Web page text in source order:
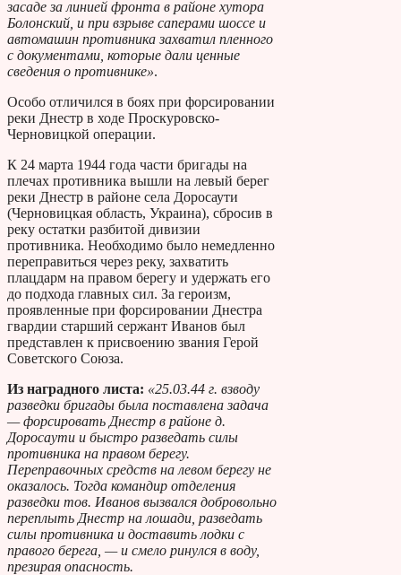
засаде за линией фронта в районе хутора
Болонский, и при взрыве саперами шоссе и
автомашин противника захватил пленного
с документами, которые дали ценные
сведения о противнике».
Особо отличился в боях при форсировании
реки Днестр в ходе Проскуровско-
Черновицкой операции.
К 24 марта 1944 года части бригады на
плечах противника вышли на левый берег
реки Днестр в районе села Доросаути
(Черновицкая область, Украина), сбросив в
реку остатки разбитой дивизии
противника. Необходимо было немедленно
переправиться через реку, захватить
плацдарм на правом берегу и удержать его
до подхода главных сил. За героизм,
проявленные при форсировании Днестра
гвардии старший сержант Иванов был
представлен к присвоению звания Герой
Советского Союза.
Из наградного листа: «25.03.44 г. взводу
разведки бригады была поставлена задача
— форсировать Днестр в районе д.
Доросаути и быстро разведать силы
противника на правом берегу.
Переправочных средств на левом берегу не
оказалось. Тогда командир отделения
разведки тов. Иванов вызвался добровольно
переплыть Днестр на лошади, разведать
силы противника и доставить лодки с
правого берега, — и смело ринулся в воду,
презирая опасность.